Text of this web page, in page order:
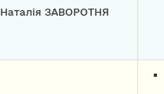
Наталія ЗАВОРОТНЯ